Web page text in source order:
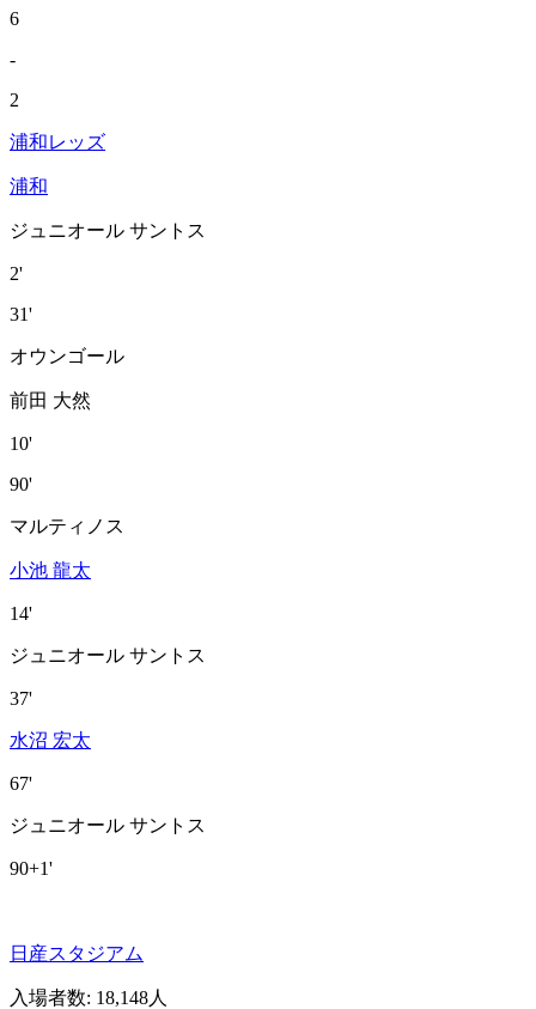
6
-
2
浦和レッズ
浦和
ジュニオール サントス
2'
31'
オウンゴール
前田 大然
10'
90'
マルティノス
小池 龍太
14'
ジュニオール サントス
37'
水沼 宏太
67'
ジュニオール サントス
90+1'
日産スタジアム
入場者数: 18,148人